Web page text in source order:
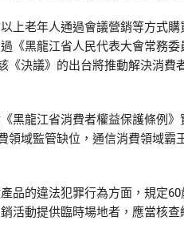
上老年人通過會議營銷等方式
《黑龍江省人民代表大會常務
《決議》的出台將推動解決消費
龍江省消費者權益保護條例》
領域監管缺位，通信消費領域
的違法犯罪行為方面，規定60
活動提供臨時場地者，應當核查